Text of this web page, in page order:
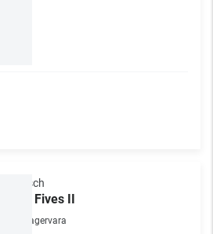
Klipsch
The Fives II
Lagervara